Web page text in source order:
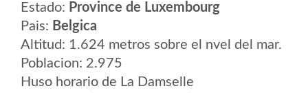
Estado: Province de Luxembourg
Pais: Belgica
Altitud: 1.624 metros sobre el nvel del mar.
Poblacion: 2.975
Huso horario de La Damselle